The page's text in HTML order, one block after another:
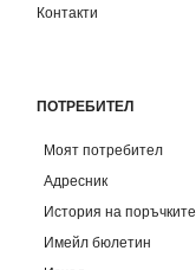
Контакти
ПОТРЕБИТЕЛ
Моят потребител
Адресник
История на поръчките
Имейл бюлетин